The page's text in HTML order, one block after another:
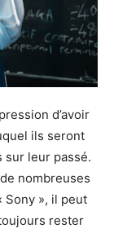
d’avoir
ils seront
sur leur passé.
nombreuses
Sony », il peut
rester